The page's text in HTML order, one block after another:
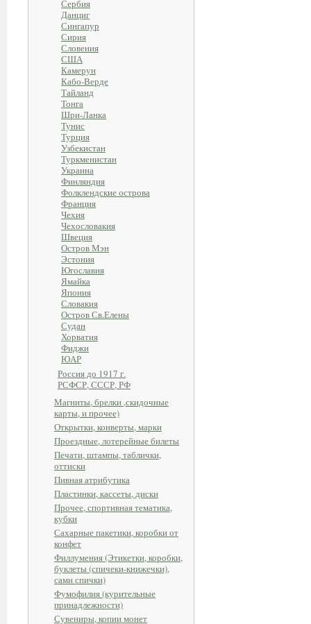
Сербия
Данциг
Сингапур
Сирия
Словения
США
Камерун
Кабо-Верде
Тайланд
Тонга
Шри-Ланка
Тунис
Турция
Узбекистан
Туркменистан
Украина
Финляндия
Фолклендские острова
Франция
Чехия
Чехословакия
Швеция
Остров Мэн
Эстония
Югославия
Ямайка
Япония
Словакия
Остров Св.Елены
Судан
Хорватия
Фиджи
ЮАР
Россия до 1917 г.
РСФСР, СССР, РФ
Магниты, брелки ,скидочные
карты, и прочее)
Открытки, конверты, марки
Проездные, лотерейные билеты
Печати, штампы, таблички,
оттиски
Пивная атрибутика
Пластинки, кассеты, диски
Прочее, спортивная тематика,
кубки
Сахарные пакетики, коробки от
конфет
Филлумения (Этикетки, коробки,
буклеты (спичеки-книжечки),
сами спички)
Фумофилия (курительные
принадлежности)
Сувениры, копии монет